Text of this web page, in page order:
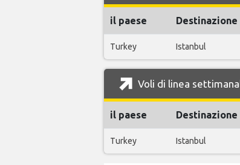
il paese Destinazione
Turkey Istanbul
Voli di linea
il paese Destinazione
Turkey Istanbul